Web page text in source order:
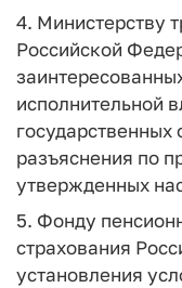
4. Министерству
Российской
исполнительной
разъяснения по
утвержденных
5. Фонду
страхования
установления